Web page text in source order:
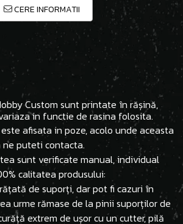
CERE INFORMATII
Custom sunt printate în rășină,
in functie de rasina folosita.
afisata in poze, acolo unde aceasta
puteti contacta.
sunt verificate manual, individual
calitatea produsului:
de suporți, dar pot fi cazuri în
urme rămase de la pinii suporților de
extrem de ușor cu un cutter, pilă